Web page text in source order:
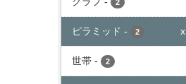
2
ピラミッド - 2 x
世帯 - 2